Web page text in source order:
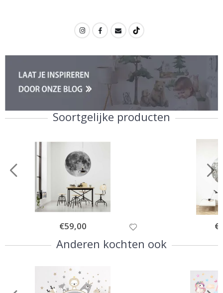
Soortgelijke producten
Special
Price
€59,00
Anderen kochten ook